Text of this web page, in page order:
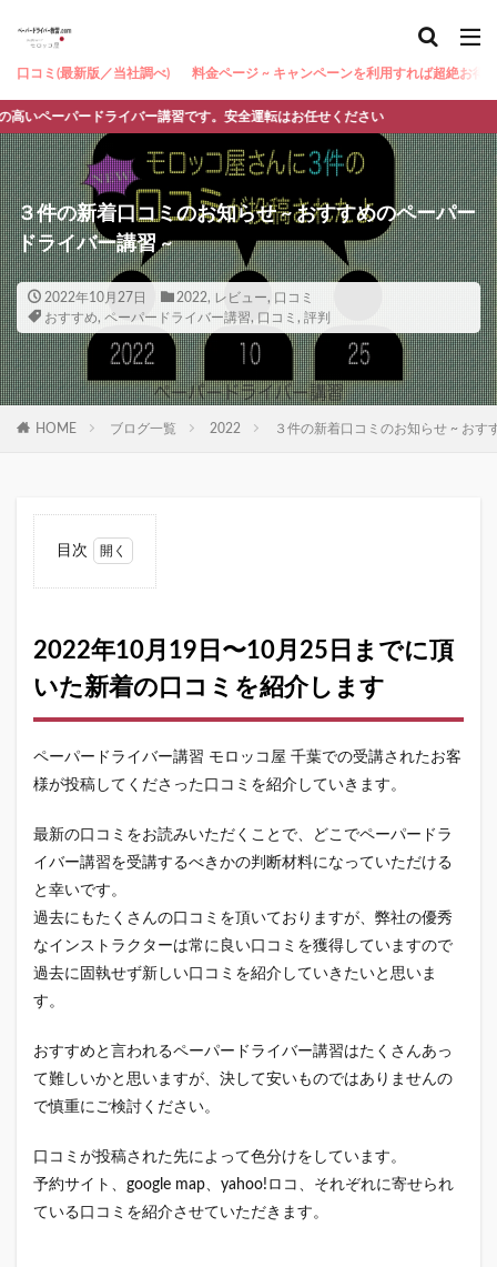
口コミ(最新版／当社調べ) 料金ページ ~ キャンペーンを利用すれば超絶お得 ~
ードライバー講習です。安全運転はお任せください
３件の新着口コミのお知らせ ~ おすすめのペーパー
ドライバー講習 ~
2022年10月27日 2022, レビュー, 口コミ
おすすめ, ペーパードライバー講習, 口コミ , 評判
HOME ブログ一覧 2022 ３件の新着口コミのお知らせ ~ おす
目次
月19
日〜
10月
25日
まで
いた
新着
を紹
介し
ます
1.1
３件
コミ
し
た！
2
でおす
すめの
ードラ
2022年10月19日〜10月25日までに頂
いた新着の口コミを紹介します
ペーパードライバー講習 モロッコ屋 千葉での受講されたお客
様が投稿してくださった口コミを紹介していきます。
最新の口コミをお読みいただくことで、どこでペーパードラ
イバー講習を受講するべきかの判断材料になっていただける
と幸いです。
過去にもたくさんの口コミを頂いておりますが、弊社の優秀
なインストラクターは常に良い口コミを獲得していますので
過去に固執せず新しい口コミを紹介していきたいと思いま
す。
おすすめと言われるペーパードライバー講習はたくさんあっ
て難しいかと思いますが、決して安いものではありませんの
で慎重にご検討ください。
口コミが投稿された先によって色分けをしています。
予約サイト、google map、yahoo!ロコ、それぞれに寄せられ
ている口コミを紹介させていただきます。